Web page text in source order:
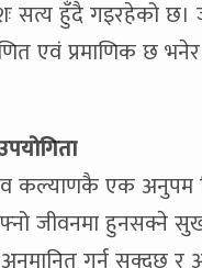
सत्य हुँदै गइरहेको
एवं प्रमाणिक छ
कल्याणकै एक अनुपम
जीवनमा हुनसक्ने